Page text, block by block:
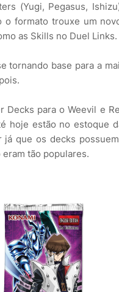
(Yugi, Pegasus,
o formato trouxe um
as Skills no Duel Links.
tornando base para a
para o Weevil e
hoje estão no estoque
que os decks
tão populares.